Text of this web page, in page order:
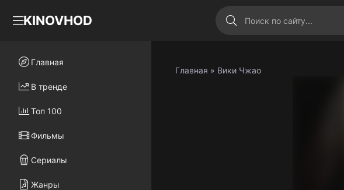
KINOVHOD
Главная » Вики Чжао
Главная
В тренде
Топ 100
Фильмы
Сериалы
Жанры